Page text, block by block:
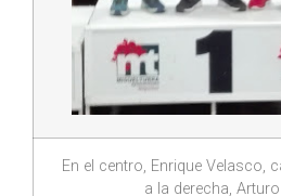
En el centro, Enrique Velasco,
a la derecha,